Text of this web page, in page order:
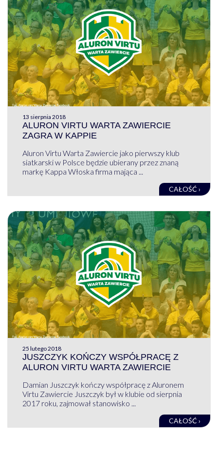
13 sierpnia 2018
ALURON VIRTU WARTA ZAWIERCIE
ZAGRA W KAPPIE
Aluron Virtu Warta Zawiercie jako pierwszy klub
siatkarski w Polsce będzie ubierany przez znaną
markę Kappa Włoska firma mająca ...
CAŁOŚĆ ›
25 lutego 2018
JUSZCZYK KOŃCZY WSPÓŁPRACĘ Z
ALURON VIRTU WARTA ZAWIERCIE
Damian Juszczyk kończy współpracę z Aluronem
Virtu Zawiercie Juszczyk był w klubie od sierpnia
2017 roku, zajmował stanowisko ...
CAŁOŚĆ ›